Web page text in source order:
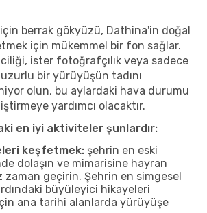
berrak gökyüzü, Dathina'in doğal
için mükemmel bir fon sağlar.
ister fotoğrafçılık veya sadece
bir yürüyüşün tadını
olun, bu aylardaki hava durumu
yardımcı olacaktır.
en iyi aktiviteler şunlardır:
keşfetmek: şehrin en eski
dolaşın ve mimarisine hayran
zaman geçirin. Şehrin en simgesel
büyüleyici hikayeleri
ana tarihi alanlarda yürüyüşe